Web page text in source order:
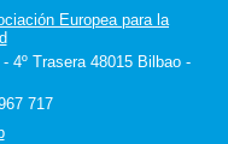
Europea para la
4º Trasera 48015 Bilbao -
717